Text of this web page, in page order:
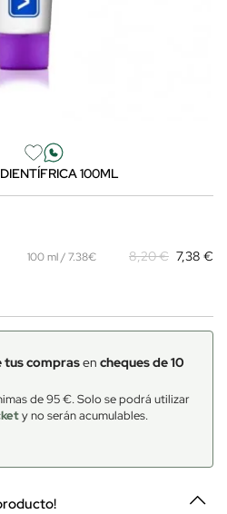
100ML
100 ml / 7.38€ 8,20 € 7,38 €
tus comprasen cheques de 10
de 95 €. Solo se podrá utilizar
y no serán acumulables.